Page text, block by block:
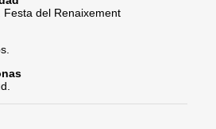
del Renaixement